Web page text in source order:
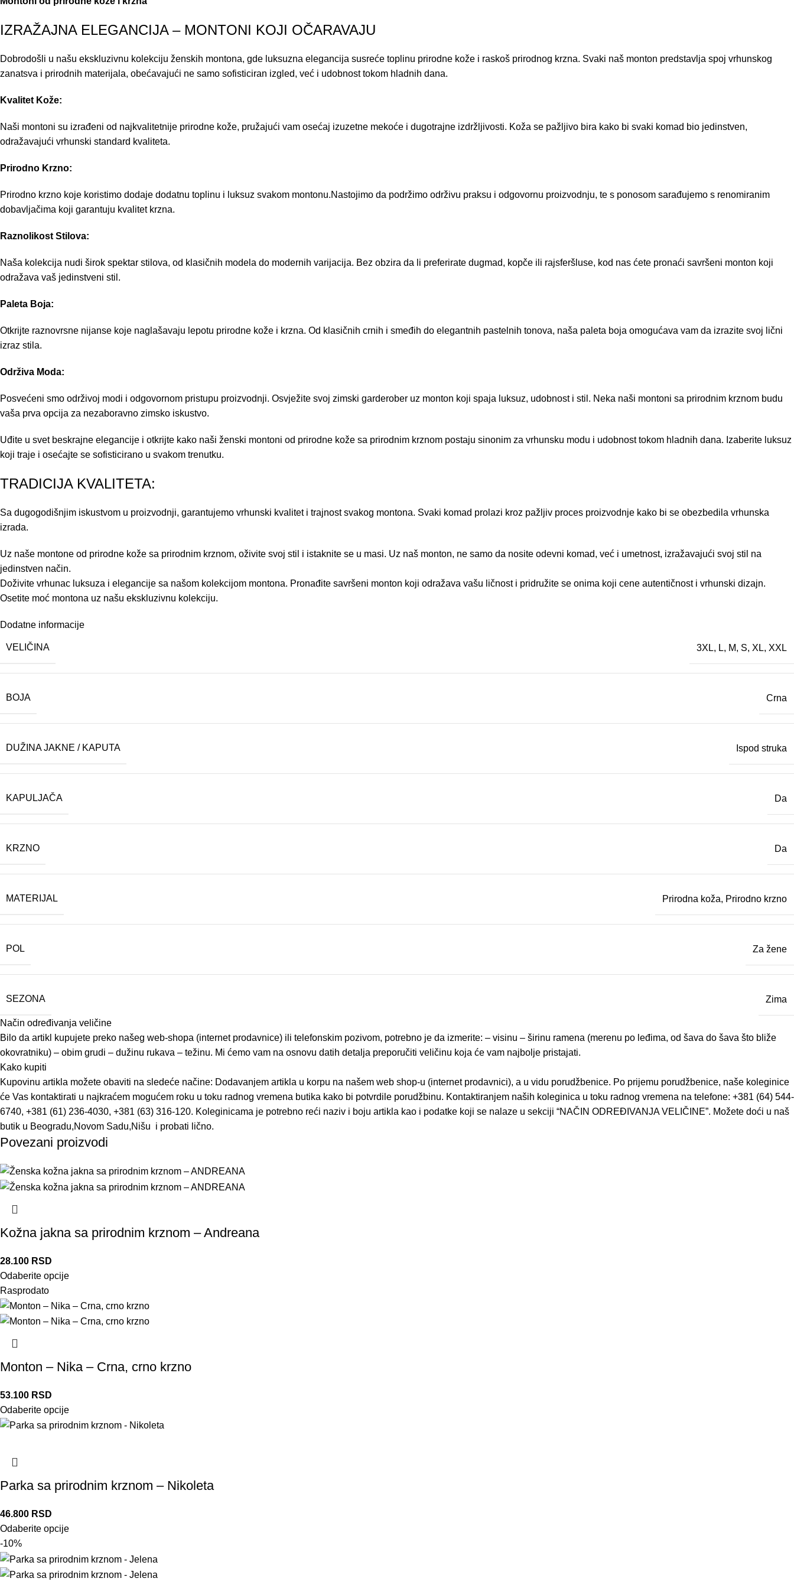
IZRAŽAJNA ELEGANCIJA – MONTONI KOJI OČARAVAJU
Dobrodošli u našu ekskluzivnu kolekciju ženskih montona, gde luksuzna elegancija susreće toplinu prirodne kože i raskoš prirodnog krzna. Svaki naš monton predstavlja spoj vrhunskog
zanatsva i prirodnih materijala, obećavajući ne samo sofisticiran izgled, već i udobnost tokom hladnih dana.
Kvalitet Kože:
Naši montoni su izrađeni od najkvalitetnije prirodne kože, pružajući vam osećaj izuzetne mekoće i dugotrajne izdržljivosti. Koža se pažljivo bira kako bi svaki komad bio jedinstven,
odražavajući vrhunski standard kvaliteta.
Prirodno Krzno:
Prirodno krzno koje koristimo dodaje dodatnu toplinu i luksuz svakom montonu.Nastojimo da podržimo održivu praksu i odgovornu proizvodnju, te s ponosom sarađujemo s renomiranim
dobavljačima koji garantuju kvalitet krzna.
Raznolikost Stilova:
Naša kolekcija nudi širok spektar stilova, od klasičnih modela do modernih varijacija. Bez obzira da li preferirate dugmad, kopče ili rajsferšluse, kod nas ćete pronaći savršeni monton koji
odražava vaš jedinstveni stil.
Paleta Boja:
Otkrijte raznovrsne nijanse koje naglašavaju lepotu prirodne kože i krzna. Od klasičnih crnih i smeđih do elegantnih pastelnih tonova, naša paleta boja omogućava vam da izrazite svoj lični
izraz stila.
Održiva Moda:
Posvećeni smo održivoj modi i odgovornom pristupu proizvodnji. Osvježite svoj zimski garderober uz monton koji spaja luksuz, udobnost i stil. Neka naši montoni sa prirodnim krznom budu
vaša prva opcija za nezaboravno zimsko iskustvo.
Uđite u svet beskrajne elegancije i otkrijte kako naši ženski montoni od prirodne kože sa prirodnim krznom postaju sinonim za vrhunsku modu i udobnost tokom hladnih dana. Izaberite luksuz
koji traje i osećajte se sofisticirano u svakom trenutku.
TRADICIJA KVALITETA:
Sa dugogodišnjim iskustvom u proizvodnji, garantujemo vrhunski kvalitet i trajnost svakog montona. Svaki komad prolazi kroz pažljiv proces proizvodnje kako bi se obezbedila vrhunska
izrada.
Uz naše montone od prirodne kože sa prirodnim krznom, oživite svoj stil i istaknite se u masi. Uz naš monton, ne samo da nosite odevni komad, već i umetnost, izražavajući svoj stil na
jedinstven način.
Doživite vrhunac luksuza i elegancije sa našom kolekcijom montona. Pronađite savršeni monton koji odražava vašu ličnost i pridružite se onima koji cene autentičnost i vrhunski dizajn.
Osetite moć montona uz našu ekskluzivnu kolekciju.
Dodatne informacije
VELIČINA 3XL, L, M, S, XL, XXL
BOJA Crna
DUŽINA JAKNE / KAPUTA Ispod struka
KAPULJAČA Da
KRZNO Da
MATERIJAL Prirodna koža, Prirodno krzno
POL Za žene
SEZONA Zima
Način određivanja veličine
Bilo da artikl kupujete preko našeg web-shopa (internet prodavnice) ili telefonskim pozivom, potrebno je da izmerite: – visinu – širinu ramena (merenu po leđima, od šava do šava što bliže
okovratniku) – obim grudi – dužinu rukava – težinu. Mi ćemo vam na osnovu datih detalja preporučiti veličinu koja će vam najbolje pristajati.
Kako kupiti
Kupovinu artikla možete obaviti na sledeće načine: Dodavanjem artikla u korpu na našem web shop-u (internet prodavnici), a u vidu porudžbenice. Po prijemu porudžbenice, naše koleginice
će Vas kontaktirati u najkraćem mogućem roku u toku radnog vremena butika kako bi potvrdile porudžbinu. Kontaktiranjem naših koleginica u toku radnog vremena na telefone: +381 (64) 544-
6740, +381 (61) 236-4030, +381 (63) 316-120. Koleginicama je potrebno reći naziv i boju artikla kao i podatke koji se nalaze u sekciji “NAČIN ODREĐIVANJA VELIČINE”. Možete doći u naš
butik u Beogradu,Novom Sadu,Nišu i probati lično.
Povezani proizvodi
Kožna jakna sa prirodnim krznom – Andreana
28.100 RSD
Odaberite opcije
Rasprodato
Monton – Nika – Crna, crno krzno
53.100 RSD
Odaberite opcije
Parka sa prirodnim krznom – Nikoleta
46.800 RSD
Odaberite opcije
-10%